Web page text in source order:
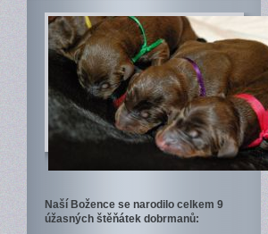
Naší Božence se narodilo celkem 9
úžasných štěňátek dobrmanů: